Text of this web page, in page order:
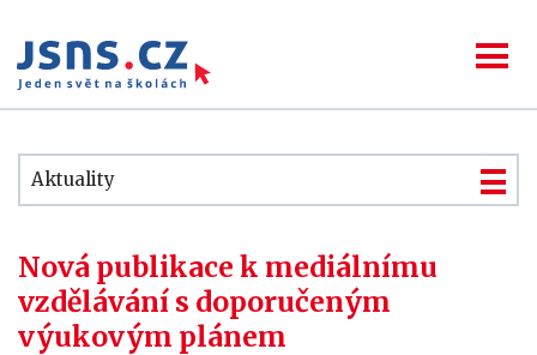
Aktuality
Nová publikace k mediálnímu
vzdělávání s doporučeným
výukovým plánem